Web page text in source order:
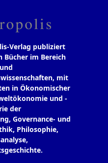
Verlag publiziert
Bücher im Bereich
mit
in Ökonomischer
und -
der
Governance- und
Philosophie,